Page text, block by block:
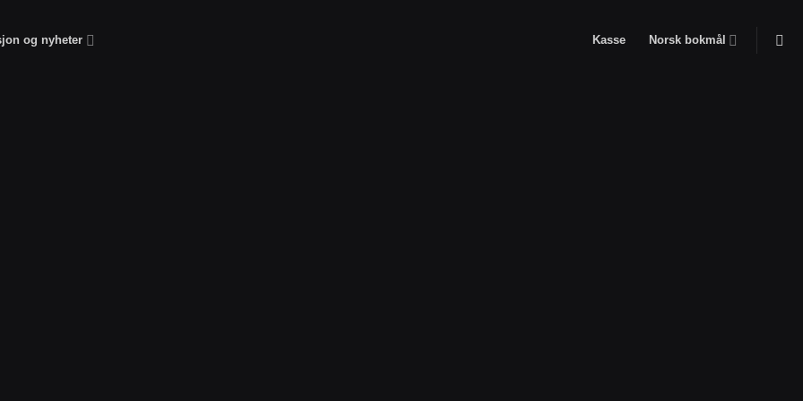
og nyheter Kasse Norsk bokmål